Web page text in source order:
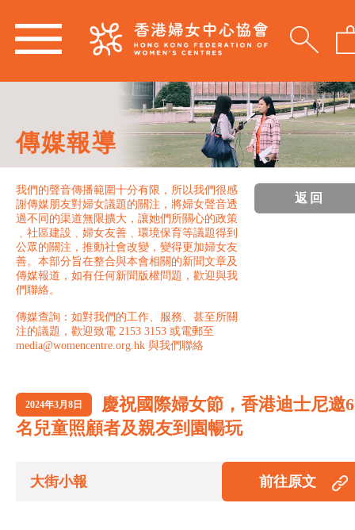
傳媒報導
我們的聲音傳播範圍十分有限，所以我們很感
謝傳媒朋友對婦女議題的關注，將婦女聲音透
過不同的渠道無限擴大，讓她們所關心的政策
﹑社區建設﹑婦女友善﹑環境保育等議題得到
公眾的關注，推動社會改變，變得更加婦女友
善。本部分旨在整合與本會相關的新聞文章及
傳媒報道，如有任何新聞版權問題，歡迎與我
們聯絡。
傳媒查詢：如對我們的工作、服務、甚至所關
注的議題，歡迎致電 2153 3153 或電郵至
media@womencentre.org.hk 與我們聯絡
返回
2024年3月8日
慶祝國際婦女節，香港迪士尼邀
名兒童照顧者及親友到園暢玩
大街小報 前往原文